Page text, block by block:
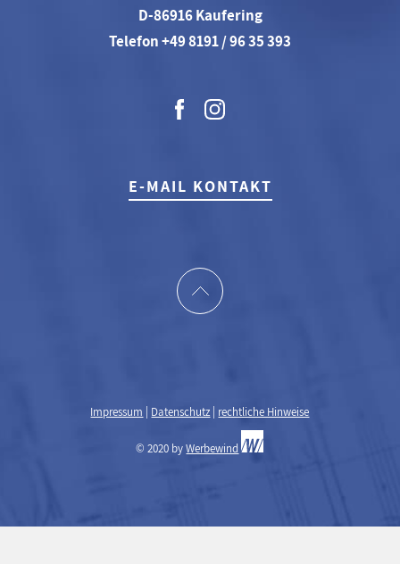
D-86916 Kaufering
Telefon +49 8191 / 96 35 393
E-MAIL KONTAKT
Impressum Datenschutz rechtliche Hinweise
© 2020 byWerbewind